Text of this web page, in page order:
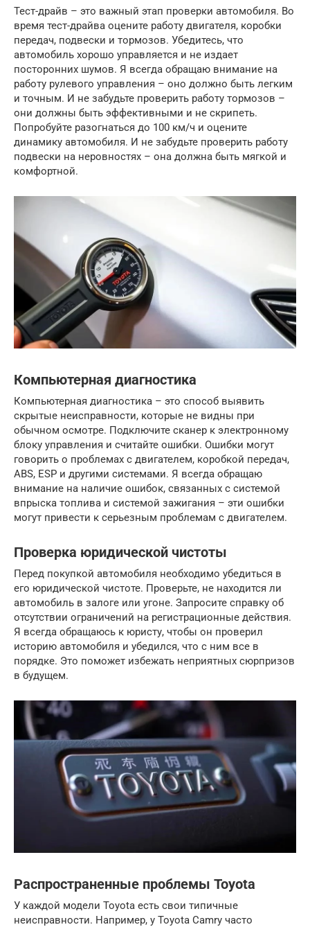
Тест-драйв – это важный этап проверки автомобиля. Во
время тест-драйва оцените работу двигателя, коробки
передач, подвески и тормозов. Убедитесь, что
автомобиль хорошо управляется и не издает
посторонних шумов. Я всегда обращаю внимание на
работу рулевого управления – оно должно быть легким
и точным. И не забудьте проверить работу тормозов –
они должны быть эффективными и не скрипеть.
Попробуйте разогнаться до 100 км/ч и оцените
динамику автомобиля. И не забудьте проверить работу
подвески на неровностях – она должна быть мягкой и
комфортной.
Компьютерная диагностика
Компьютерная диагностика – это способ выявить
скрытые неисправности, которые не видны при
обычном осмотре. Подключите сканер к электронному
блоку управления и считайте ошибки. Ошибки могут
говорить о проблемах с двигателем, коробкой передач,
ABS, ESP и другими системами. Я всегда обращаю
внимание на наличие ошибок, связанных с системой
впрыска топлива и системой зажигания – эти ошибки
могут привести к серьезным проблемам с двигателем.
Проверка юридической чистоты
Перед покупкой автомобиля необходимо убедиться в
его юридической чистоте. Проверьте, не находится ли
автомобиль в залоге или угоне. Запросите справку об
отсутствии ограничений на регистрационные действия.
Я всегда обращаюсь к юристу, чтобы он проверил
историю автомобиля и убедился, что с ним все в
порядке. Это поможет избежать неприятных сюрпризов
в будущем.
Распространенные проблемы Toyota
У каждой модели Toyota есть свои типичные
неисправности. Например, у Toyota Camry часто